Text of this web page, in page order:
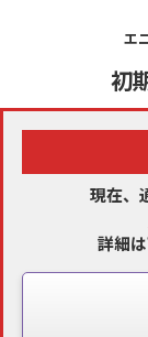
エ
初
現在、
詳細